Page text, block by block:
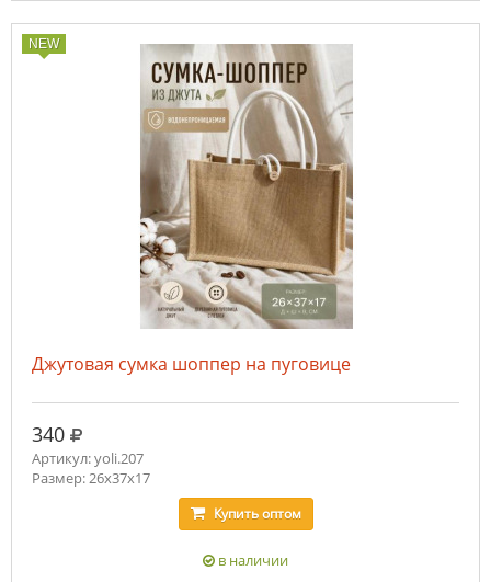
NEW
Джутовая сумка шоппер на пуговице
340 руб.
Артикул: yoli.207
Размер: 26x37x17
Купитьоптом
в наличии